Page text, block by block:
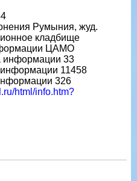
Румыния, жуд.
кладбище
ЦАМО
информации 33
11458
326
html/info.htm?